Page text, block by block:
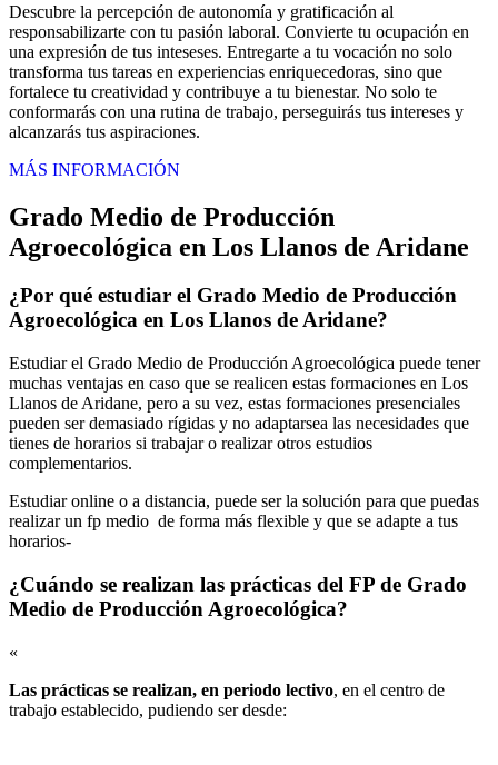
Descubre la percepción de autonomía y gratificación al
responsabilizarte con tu pasión laboral. Convierte tu ocupación en
una expresión de tus inteseses. Entregarte a tu vocación no solo
transforma tus tareas en experiencias enriquecedoras, sino que
fortalece tu creatividad y contribuye a tu bienestar. No solo te
conformarás con una rutina de trabajo, perseguirás tus intereses y
alcanzarás tus aspiraciones.
MÁS INFORMACIÓN
Grado Medio de Producción
Agroecológica en Los Llanos de Aridane
¿Por qué estudiar el Grado Medio de Producción
Agroecológica en Los Llanos de Aridane?
Estudiar el Grado Medio de Producción Agroecológica puede tener
muchas ventajas en caso que se realicen estas formaciones en Los
Llanos de Aridane, pero a su vez, estas formaciones presenciales
pueden ser demasiado rígidas y no adaptarsea las necesidades que
tienes de horarios si trabajar o realizar otros estudios
complementarios.
Estudiar online o a distancia, puede ser la solución para que puedas
realizar un fp medio de forma más flexible y que se adapte a tus
horarios-
¿Cuándo se realizan las prácticas del FP de Grado
Medio de Producción Agroecológica?
«
Las prácticas se realizan, en periodo lectivo, en el centro de
trabajo establecido, pudiendo ser desde: